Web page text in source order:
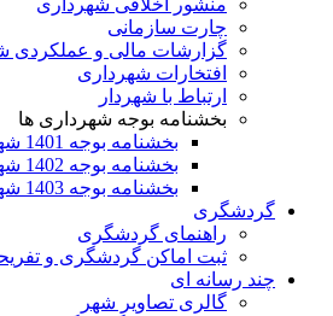
منشور اخلاقی شهرداری
چارت سازمانی
گزارشات مالی و عملکردی
افتخارات شهرداری
ارتباط با شهردار
بخشنامه بوجه شهرداری ها
بخشنامه بوجه 1401 شهرداری ها
بخشنامه بوجه 1402 شهرداری ها
بخشنامه بوجه 1403 شهرداری ها
گردشگری
راهنمای گردشگری
ثبت اماکن گردشگری و
چند رسانه ای
گالری تصاویر شهر